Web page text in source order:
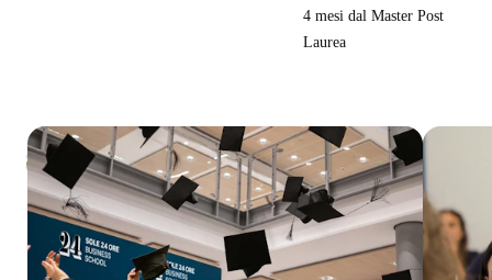
4 mesi dal Master Post
Laurea